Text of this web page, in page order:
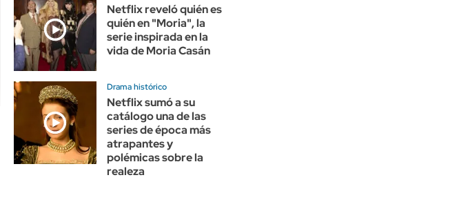
Netflix reveló quién es
quién en "Moria", la
serie inspirada en la
vida de Moria Casán
Drama histórico
Netflix sumó a su
catálogo una de las
series de época más
atrapantes y
polémicas sobre la
realeza